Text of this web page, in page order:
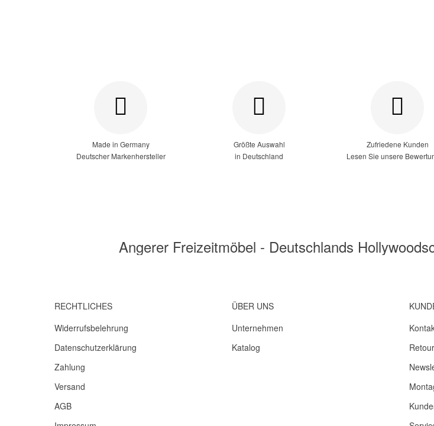
Made in Germany
Deutscher Markenhersteller
Größte Auswahl
in Deutschland
Zufriedene Kunden
Lesen Sie unsere
Angerer Freizeitmöbel - Deutschlands
RECHTLICHES
Widerrufsbelehrung
Datenschutzerklärung
Zahlung
Versand
AGB
ÜBER UNS
Unternehmen
Katalog